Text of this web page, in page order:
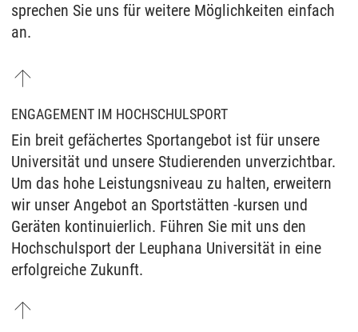
sprechen Sie uns für weitere Möglichkeiten einfach
an.
ENGAGEMENT IM HOCHSCHULSPORT
Ein breit gefächertes Sportangebot ist für unsere
Universität und unsere Studierenden unverzichtbar.
Um das hohe Leistungsniveau zu halten, erweitern
wir unser Angebot an Sportstätten -kursen und
Geräten kontinuierlich. Führen Sie mit uns den
Hochschulsport der Leuphana Universität in eine
erfolgreiche Zukunft.